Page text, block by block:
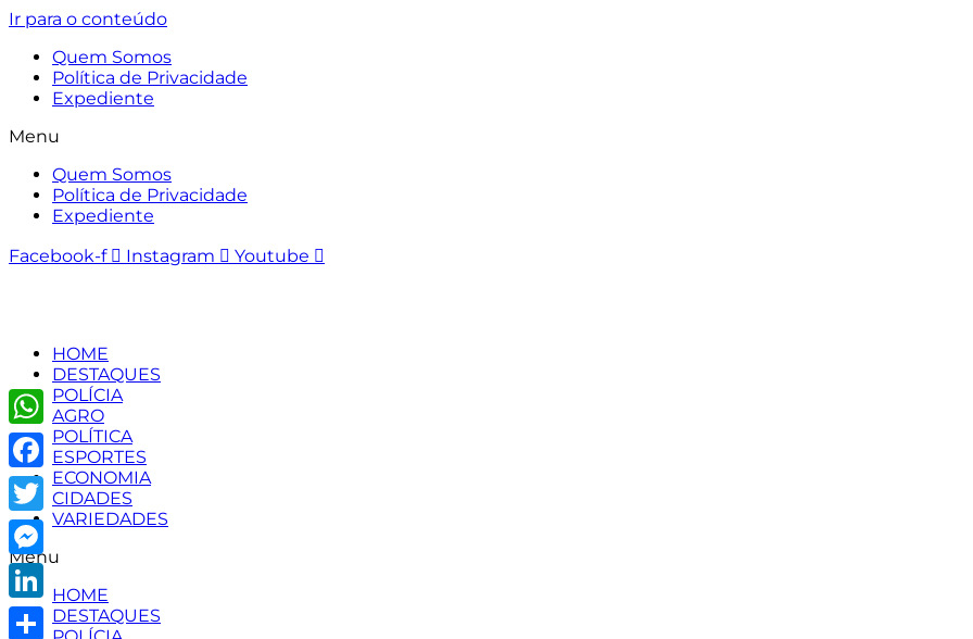
Ir para o conteúdo
Quem Somos
Política de Privacidade
Expediente
Menu
Quem Somos
Política de Privacidade
Expediente
Facebook-f
Instagram Youtube
HOME
DESTAQUES
POLÍCIA
AGRO
POLÍTICA
ESPORTES
ECONOMIA
CIDADES
VARIEDADES
Menu
HOME
DESTAQUES
WhatsApp
Facebook
Twitter
Messenger
LinkedIn